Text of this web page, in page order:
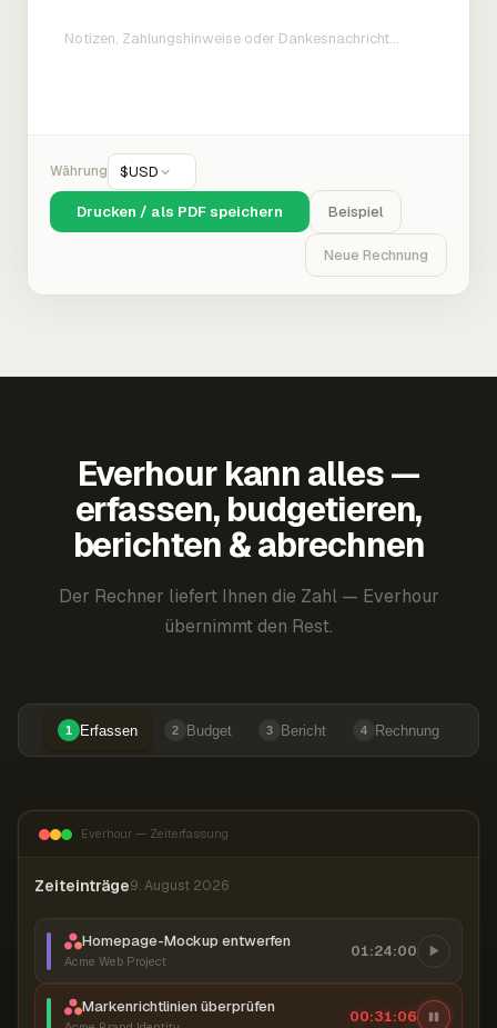
Währung $USD
Drucken / als PDF speichern Beispiel
Neue Rechnung
Everhour kann alles —
erfassen, budgetieren,
berichten & abrechnen
Der Rechner liefert Ihnen die Zahl — Everhour
übernimmt den Rest.
1 Erfassen 2 Budget 3 Bericht 4 Rechnung
Everhour — Zeiterfassung
Zeiteinträge9. August 2026
Homepage-Mockup entwerfen
Acme Web Project
01:24:00
Markenrichtlinien überprüfen 00:31:07